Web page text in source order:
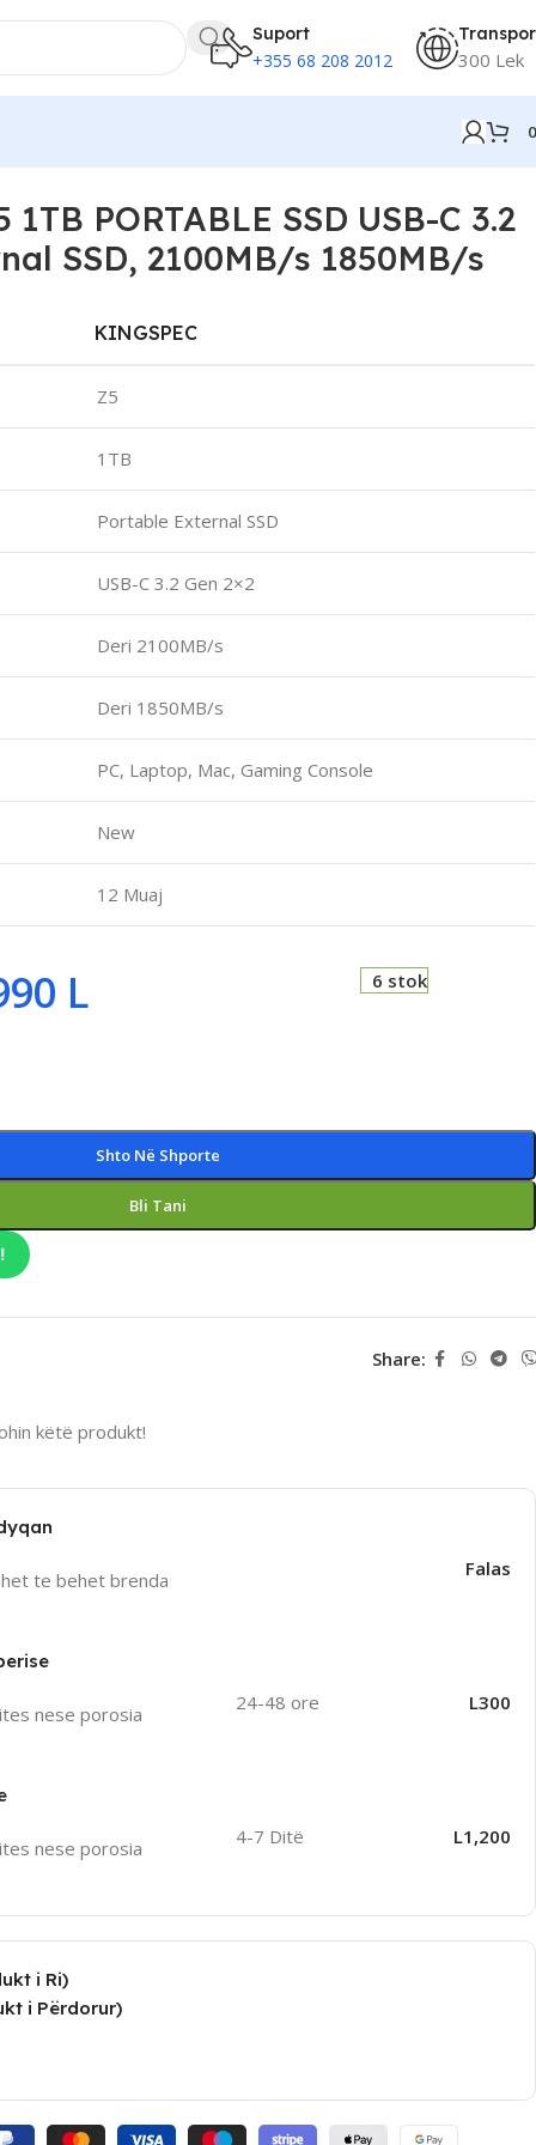
Suport
+355 68 208 2012 300 Lek
1TB PORTABLE SSD USB-C 3.2
SSD, 2100MB/s 1850MB/s
KINGSPEC
Z5
1TB
Portable External SSD
USB-C 3.2 Gen 2×2
Deri 2100MB/s
Deri 1850MB/s
PC, Laptop, Mac, Gaming Console
New
12 Muaj
L 6 stok
Shto Në Shporte
Bli Tani
Share:
këtë produkt!
te behet brenda
Falas
nese porosia
24-48 ore L300
nese porosia
4-7 Ditë L1,200
i Ri)
i Përdorur)